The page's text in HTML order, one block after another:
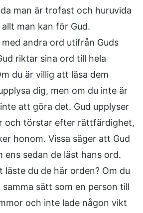
man är trofast och huruvida
man kan för Gud.
andra ord utifrån Guds
riktar sina ord till hela
du är villig att läsa dem
dig, men om du inte är
att göra det. Gud upplyser
och törstar efter rättfärdighet,
honom. Vissa säger att Gud
ens sedan de läst hans ord.
läste du de här orden? Om du
sätt som en person till
och inte lade någon vikt